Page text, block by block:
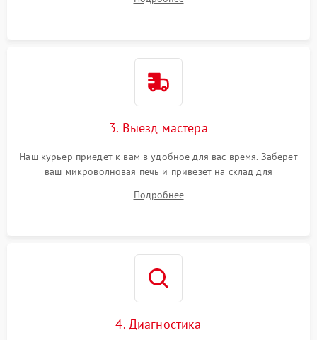
3. Выезд мастера
Наш курьер приедет к вам в удобное для вас время. Заберет
ваш микроволновая печь и привезет на склад для
Подробнее
4. Диагностика